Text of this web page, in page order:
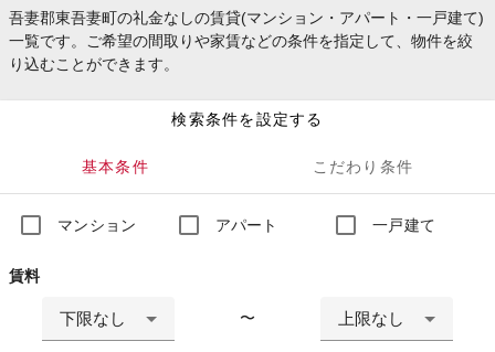
吾妻郡東吾妻町の礼金なしの賃貸(マンション・アパート・一戸建て)
一覧です。ご希望の間取りや家賃などの条件を指定して、物件を絞
り込むことができます。
検索条件を設定する
基本条件 こだわり条件
マンション アパート 一戸建て
賃料
下限なし 〜 上限なし